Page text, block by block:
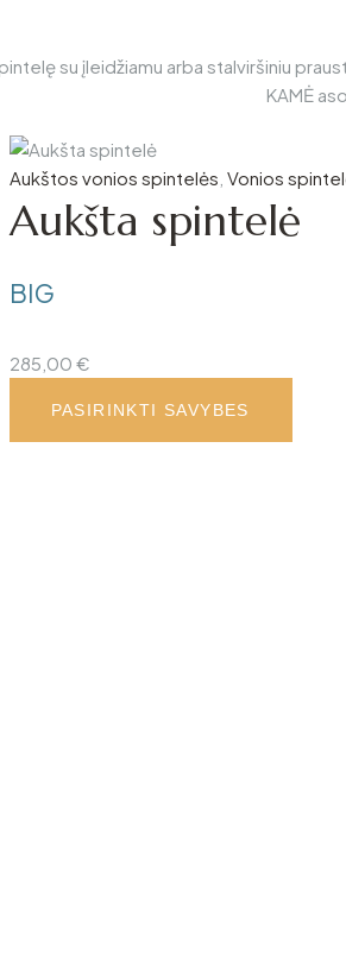
su įleidžiamu arba stalviršiniu
KAMĖ
Aukštos vonios spintelės Vonios
Aukšta spintelė
BIG
285,00 €
PASIRINKTI SAVYBES